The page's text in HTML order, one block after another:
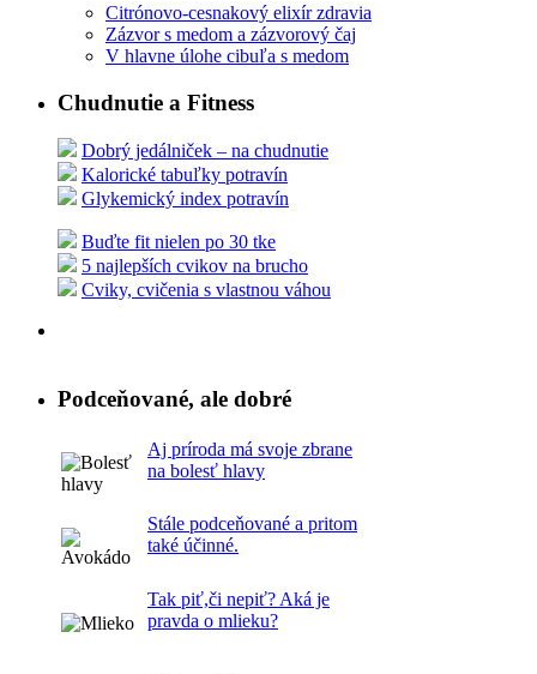
Citrónovo-cesnakový elixír zdravia
Zázvor s medom a zázvorový čaj
V hlavne úlohe cibuľa s medom
Chudnutie a Fitness
Dobrý jedálniček – na chudnutie
Kalorické tabuľky potravín
Glykemický index potravín
Buďte fit nielen po 30 tke
5 najlepších cvikov na brucho
Cviky, cvičenia s vlastnou váhou
Podceňované, ale dobré
Aj príroda má svoje zbrane
na bolesť hlavy
Stále podceňované a pritom
také účinné.
Tak piť,či nepiť? Aká je
pravda o mlieku?